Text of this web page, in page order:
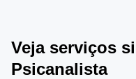
Veja serviços
Psicanalista